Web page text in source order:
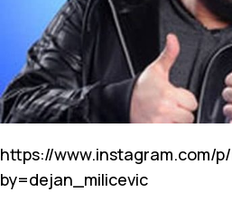
https://www.instagram.com/
by=dejan_milicevic